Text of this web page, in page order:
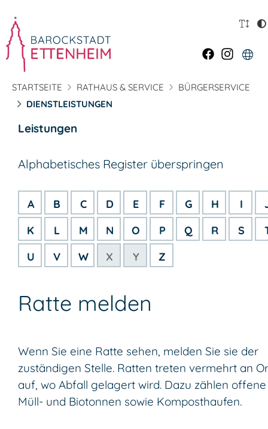
STARTSEITE RATHAUS & SERVICE
BÜRGERSERVICE
DIENSTLEISTUNGEN
Leistungen
Alphabetisches Register überspringen
A B C D E F G H I
K
L M N O P Q R S
U
V W X Y Z
Ratte melden
Wenn Sie eine Ratte sehen, melden Sie sie der
zuständigen Stelle. Ratten treten vermehrt an
auf, wo Abfall gelagert wird. Dazu zählen offene
Müll- und Biotonnen sowie Komposthaufen.